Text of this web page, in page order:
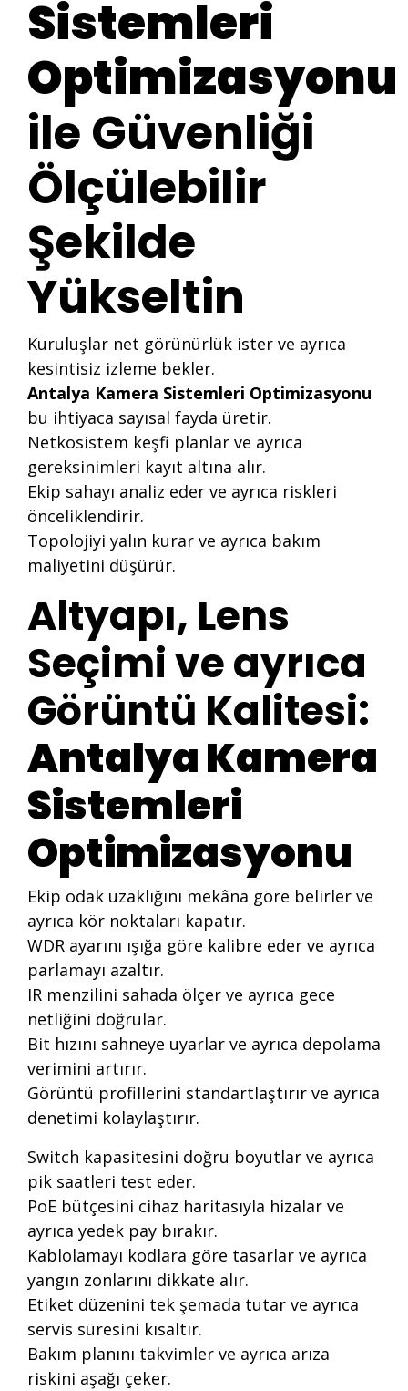
Sistemleri
Optimizasyonu
ile Güvenliği
Ölçülebilir
Şekilde
Yükseltin
Kuruluşlar net görünürlük ister ve ayrıca
kesintisiz izleme bekler.
Antalya Kamera Sistemleri Optimizasyonu
bu ihtiyaca sayısal fayda üretir.
Netkosistem keşfi planlar ve ayrıca
gereksinimleri kayıt altına alır.
Ekip sahayı analiz eder ve ayrıca riskleri
önceliklendirir.
Topolojiyi yalın kurar ve ayrıca bakım
maliyetini düşürür.
Altyapı, Lens
Seçimi ve ayrıca
Görüntü Kalitesi:
Antalya Kamera
Sistemleri
Optimizasyonu
Ekip odak uzaklığını mekâna göre belirler ve
ayrıca kör noktaları kapatır.
WDR ayarını ışığa göre kalibre eder ve ayrıca
parlamayı azaltır.
IR menzilini sahada ölçer ve ayrıca gece
netliğini doğrular.
Bit hızını sahneye uyarlar ve ayrıca depolama
verimini artırır.
Görüntü profillerini standartlaştırır ve ayrıca
denetimi kolaylaştırır.
Switch kapasitesini doğru boyutlar ve ayrıca
pik saatleri test eder.
PoE bütçesini cihaz haritasıyla hizalar ve
ayrıca yedek pay bırakır.
Kablolamayı kodlara göre tasarlar ve ayrıca
yangın zonlarını dikkate alır.
Etiket düzenini tek şemada tutar ve ayrıca
servis süresini kısaltır.
Bakım planını takvimler ve ayrıca arıza
riskini aşağı çeker.